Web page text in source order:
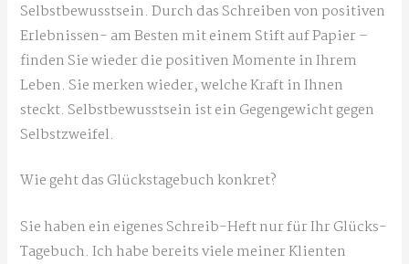
Selbstbewusstsein. Durch das Schreiben von positiven
Erlebnissen- am Besten mit einem Stift auf Papier –
finden Sie wieder die positiven Momente in Ihrem
Leben. Sie merken wieder, welche Kraft in Ihnen
steckt. Selbstbewusstsein ist ein Gegengewicht gegen
Selbstzweifel.
Wie geht das Glückstagebuch konkret?
Sie haben ein eigenes Schreib-Heft nur für Ihr Glücks-
Tagebuch. Ich habe bereits viele meiner Klienten